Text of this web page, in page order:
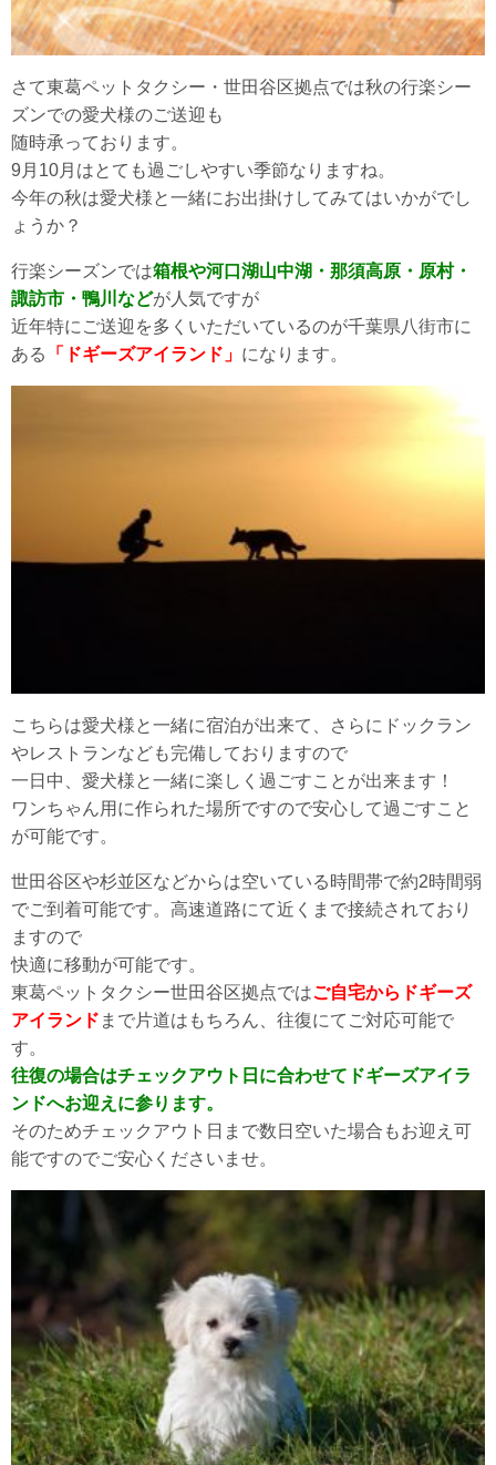
さて東葛ペットタクシー・世田谷区拠点では秋の行楽シー
ズンでの愛犬様のご送迎も
随時承っております。
9月10月はとても過ごしやすい季節なりますね。
今年の秋は愛犬様と一緒にお出掛けしてみてはいかがでし
ょうか？
行楽シーズンでは箱根や河口湖山中湖・那須高原・原村・
諏訪市・鴨川などが人気ですが
近年特にご送迎を多くいただいているのが千葉県八街市に
ある
「ドギーズアイランド」 になります。
こちらは愛犬様と一緒に宿泊が出来て、さらにドックラン
やレストランなども完備しておりますので
一日中、愛犬様と一緒に楽しく過ごすことが出来ます！
ワンちゃん用に作られた場所ですので安心して過ごすこと
が可能です。
世田谷区や杉並区などからは空いている時間帯で約2時間弱
でご到着可能です。高速道路にて近くまで接続されており
ますので
快適に移動が可能です。
東葛ペットタクシー世田谷区拠点ではご自宅からドギーズ
アイランド まで片道はもちろん、往復にてご対応可能で
す。
往復の場合はチェックアウト日に合わせてドギーズアイラ
ンドへお迎えに参ります。
そのためチェックアウト日まで数日空いた場合もお迎え可
能ですのでご安心くださいませ。